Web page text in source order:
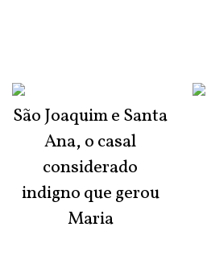
São Joaquim e Santa
Ana, o casal
considerado
indigno que gerou
Maria